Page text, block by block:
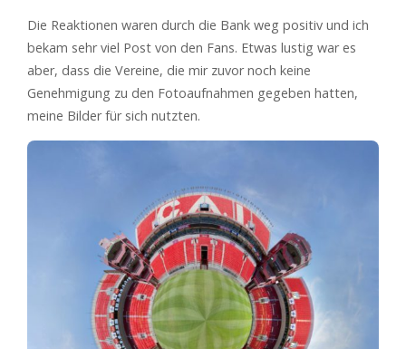
Die Reaktionen waren durch die Bank weg positiv und ich
bekam sehr viel Post von den Fans. Etwas lustig war es
aber, dass die Vereine, die mir zuvor noch keine
Genehmigung zu den Fotoaufnahmen gegeben hatten,
meine Bilder für sich nutzten.